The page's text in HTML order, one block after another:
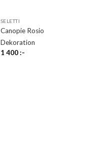
SELETTI
Canopie Rosio
Dekoration
1 400:-